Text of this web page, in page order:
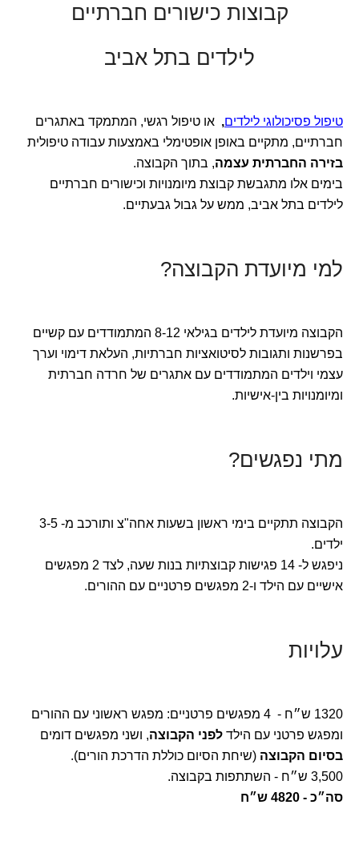
קבוצות כישורים חברתיים
לילדים בתל אביב
טיפול פסיכולוגי לילדים, או טיפול רגשי, המתמקד באתגרים
חברתיים, מתקיים באופן אופטימלי באמצעות עבודה טיפולית
בזירה החברתית עצמה, בתוך הקבוצה.
בימים אלו מתגבשת קבוצת מיומנויות וכישורים חברתיים
לילדים בתל אביב, ממש על גבול גבעתיים.
למי מיועדת הקבוצה?
הקבוצה מיועדת לילדים בגילאי 8-12 המתמודדים עם קשיים
בפרשנות ותגובות לסיטואציות חברתיות, העלאת דימוי וערך
עצמי וילדים המתמודדים עם אתגרים של חרדה חברתית
ומיומנויות בין-אישיות.
מתי נפגשים?
הקבוצה תתקיים בימי ראשון בשעות אחה"צ ותורכב מ- 3-5
ילדים.
ניפגש ל- 14 פגישות קבוצתיות בנות שעה, לצד 2 מפגשים
אישיים עם הילד ו-2 מפגשים פרטניים עם ההורים.
עלויות
1320 ש״ח - 4 מפגשים פרטניים: מפגש ראשוני עם ההורים
ומפגש פרטני עם הילד לפני הקבוצה, ושני מפגשים דומים
בסיום הקבוצה (שיחת הסיום כוללת הדרכת הורים).
3,500 ש״ח - השתתפות בקבוצה.
סה״כ - 4820 ש״ח